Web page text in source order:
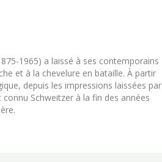
1965) a laissé à ses contemporains
et à la chevelure en bataille. À partir
depuis les impressions laissées par
Schweitzer à la fin des années